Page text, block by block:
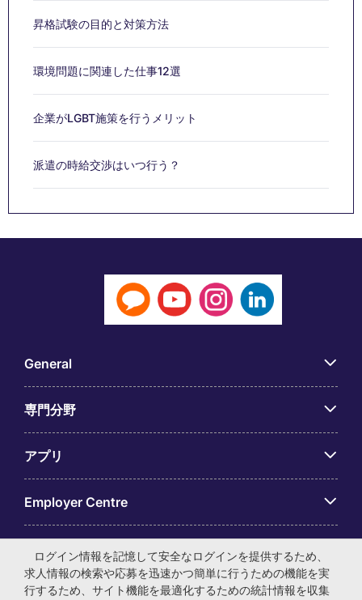
昇格試験の目的と対策方法
環境問題に関連した仕事12選
企業がLGBT施策を行うメリット
派遣の時給交渉はいつ行う？
General
専門分野
アプリ
Employer Centre
© マイケル・ペイジ・インターナショナル・ジャパン株式会
ログイン情報を記憶して安全なログインを提供するため、
求人情報の検索や応募を迅速かつ簡単に行うための機能を実
行するため、サイト機能を最適化するための統計情報を収集